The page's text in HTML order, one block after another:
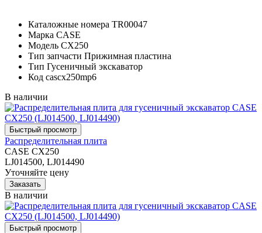
Каталожные номера TR00047
Марка CASE
Модель CX250
Тип запчасти Прижимная пластина
Тип Гусеничный экскаватор
Код cascx250mp6
В наличии
Распределительная плита
CASE CX250
LJ014500, LJ014490
Уточняйте цену
В наличии